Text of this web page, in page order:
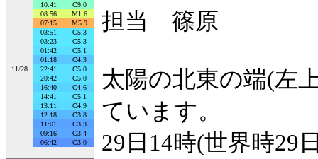
10:41
C9.0
08:56
M1.6
07:15
M5.9
03:51
C5.3
03:23
C5.3
01:42
C5.1
01:18
C4.3
11/28
22:41
C5.0
20:42
C5.0
16:40
C4.6
14:41
C5.1
13:11
C4.9
12:18
C3.8
11:01
C3.3
09:16
C3.4
06:42
C3.0
担当 篠原
太陽の北東の端(左
ています。
29日14時(世界時29